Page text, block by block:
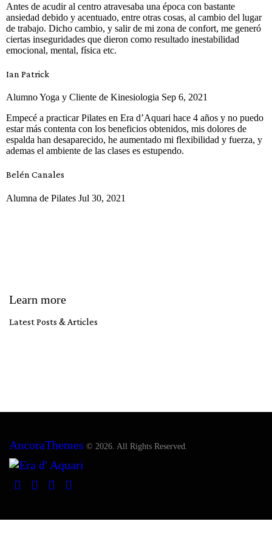
Antes de acudir al centro atravesaba una época con bastante
ansiedad debido y acentuado, entre otras cosas, al cambio del lugar
de trabajo. Dicho cambio, y salir de mi zona de confort, me generó
ciertas inseguridades que dieron como resultado inestabilidad
emocional, mental, física etc.
Ian Patrick
Alumno Yoga y Cliente de Kinesiologia Sep 6, 2021
Empecé a practicar Pilates en Era d’Aquari hace 4 años y no puedo
estar más contenta con los beneficios obtenidos, mis dolores de
espalda han desaparecido, he aumentado mi flexibilidad y fuerza, y
ademas el ambiente de las clases es estupendo.
Belén Canales
Alumna de Pilates Jul 30, 2021
Learn more
Latest Posts & Articles
AncoraThemes © 2026. All Rights Reserved.